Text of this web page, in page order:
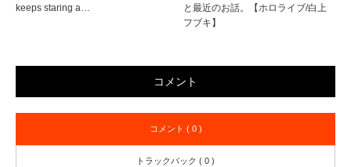
keeps staring a…
と最近のお話。【ホロライブ/白上
フブキ】
コメント
コメント ( 0 )
トラックバック ( 0 )